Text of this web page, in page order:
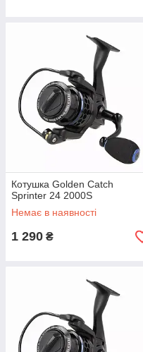
Котушка Golden Catch
Sprinter 24 2000S
Немає в наявності
1 290 ₴